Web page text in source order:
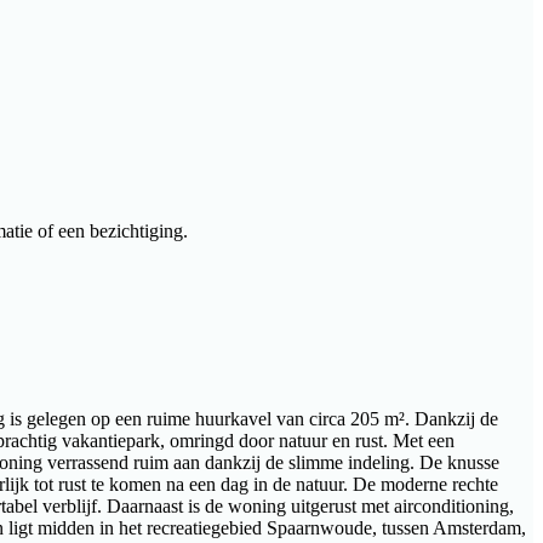
of een bezichtiging.
gelegen op een ruime huurkavel van circa 205 m². Dankzij de
vakantiepark, omringd door natuur en rust. Met een
verrassend ruim aan dankzij de slimme indeling. De knusse
tot rust te komen na een dag in de natuur. De moderne rechte
verblijf. Daarnaast is de woning uitgerust met airconditioning,
midden in het recreatiegebied Spaarnwoude, tussen Amsterdam,